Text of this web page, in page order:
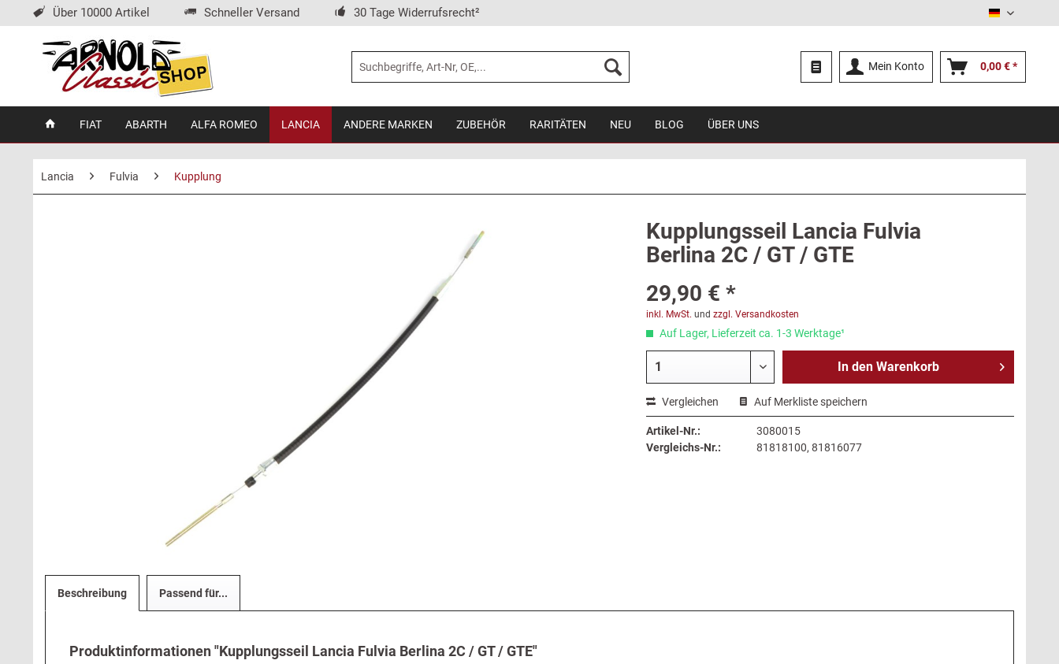
Über 10000 Artikel Schneller Versand 30 Tage Widerrufsrecht² Deutsch
Mein Konto 0,00 € *
FIAT ABARTH ALFA ROMEO LANCIA ANDERE MARKEN ZUBEHÖR RARITÄTEN NEU BLOG ÜBER UNS
Lancia Fulvia Kupplung
Kupplungsseil Lancia Fulvia
Berlina 2C / GT / GTE
29,90 € *
inkl. MwSt. und zzgl. Versandkosten
Auf Lager, Lieferzeit ca. 1-3 Werktage¹
In den Warenkorb
Vergleichen Auf Merkliste speichern
Artikel-Nr.:
3080015
Vergleichs-Nr.:
81818100, 81816077
Beschreibung Passend für...
Produktinformationen "Kupplungsseil Lancia Fulvia Berlina 2C / GT / GTE"